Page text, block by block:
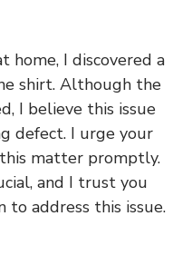
home, I discovered a
shirt. Although the
I believe this issue
defect. I urge your
matter promptly.
and I trust you
address this issue.